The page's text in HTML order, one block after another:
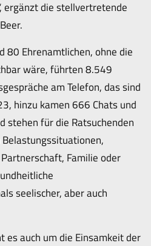
ergänzt die stellvertretende
80 Ehrenamtlichen, ohne die
wäre, führten 8.549
am Telefon, das sind
hinzu kamen 666 Chats und
stehen für die Ratsuchenden
Familie oder
seelischer, aber auch
es auch um die Einsamkeit der